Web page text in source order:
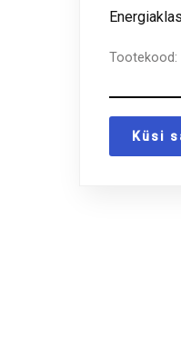
Tootekood:
Küsi